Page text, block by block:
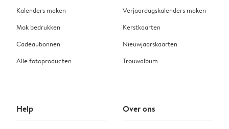
Kalenders maken
Mok bedrukken
Cadeaubonnen
Alle fotoproducten
Verjaardagskalenders maken
Kerstkaarten
Nieuwjaarskaarten
Trouwalbum
Help Over ons